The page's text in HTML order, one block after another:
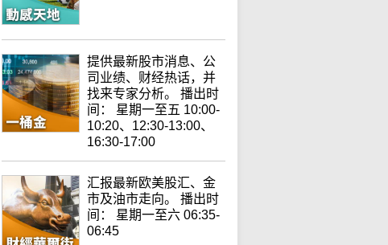
提供最新股市消息、公
司业绩、财经热话，并
找来专家分析。 播出时
间： 星期一至五 10:00-
10:20、12:30-13:00、
16:30-17:00
汇报最新欧美股汇、金
市及油市走向。 播出时
间： 星期一至六 06:35-
06:45